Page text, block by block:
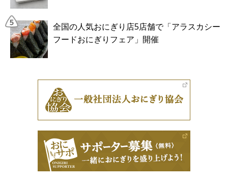
全国の人気おにぎり店5店舗で「アラスカシー
フードおにぎりフェア」開催